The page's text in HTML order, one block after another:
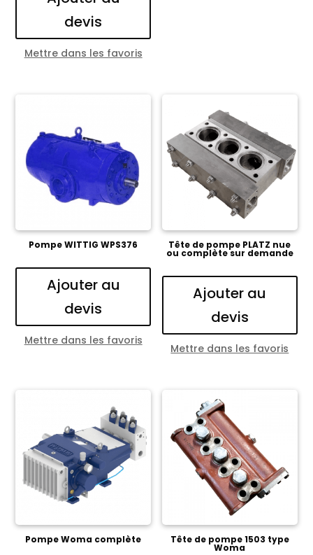
devis
Mettre dans les favoris
Pompe WITTIG WPS376
Ajouter au
devis
Mettre dans les favoris
Tête de pompe PLATZ nue
ou complète sur demande
Ajouter au
devis
Mettre dans les favoris
Pompe Woma complète Tête de pompe 1503 type
Woma